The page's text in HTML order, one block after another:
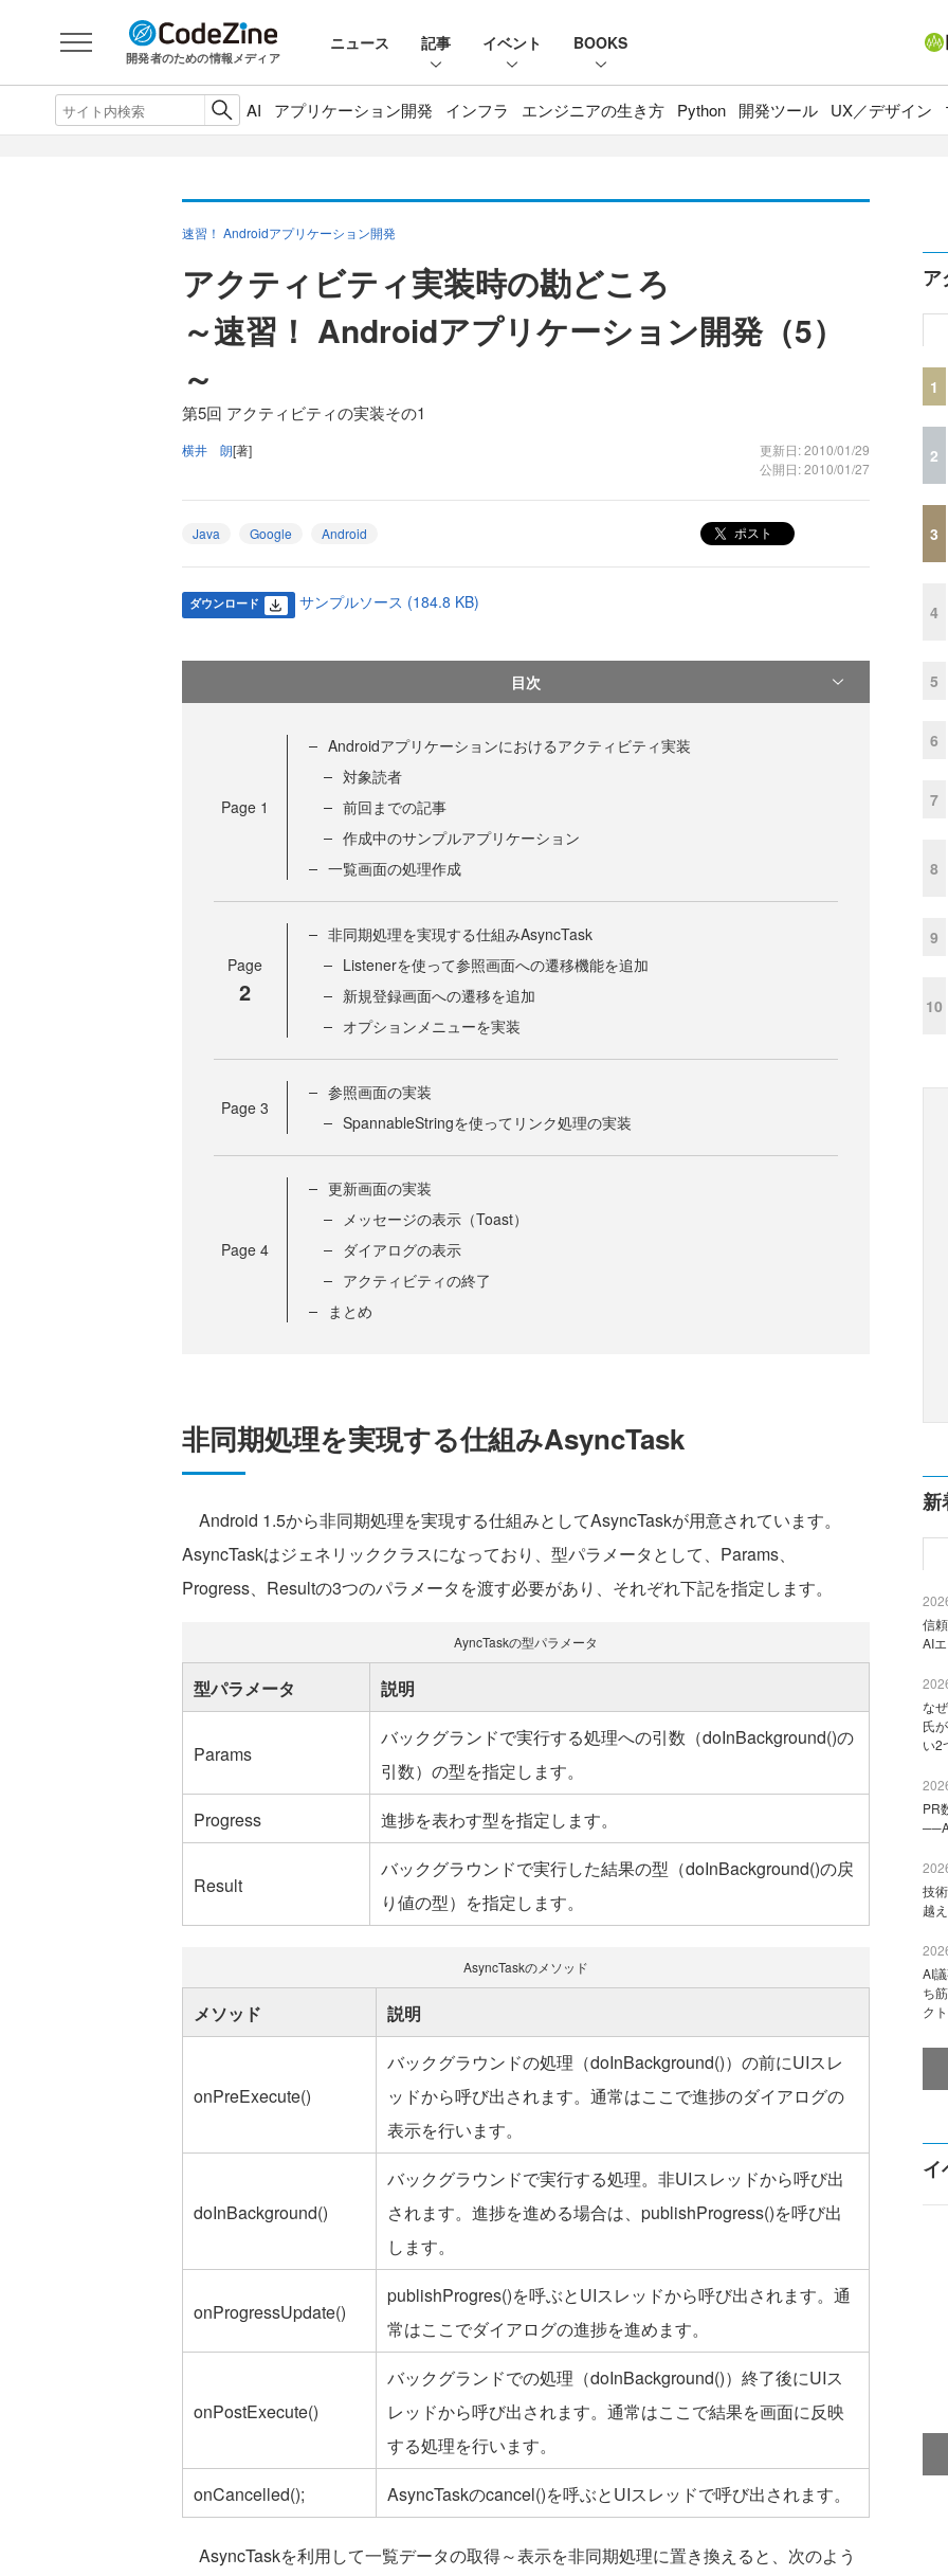
開発者のための情報メディア
ニュース 記事 イベント BOOKS
AI アプリケーション開発 インフラ エンジニアの生き方 Python 開発ツール UX／デザイン
速習！ Androidアプリケーション開発
アクティビティ実装時の勘どころ
～速習！ Androidアプリケーション開発（5）
～
第5回 アクティビティの実装その1
横井 朗[著]
更新日: 2010/01/29
公開日: 2010/01/27
Java Google Android ポスト
ダウンロード サンプルソース (184.8 KB)
目次
Page 1
Androidアプリケーションにおけるアクティビティ実装
対象読者
前回までの記事
作成中のサンプルアプリケーション
一覧画面の処理作成
Page
2
非同期処理を実現する仕組みAsyncTask
Listenerを使って参照画面への遷移機能を追加
新規登録画面への遷移を追加
オプションメニューを実装
Page 3
参照画面の実装
SpannableStringを使ってリンク処理の実装
Page 4
更新画面の実装
メッセージの表示（Toast）
ダイアログの表示
アクティビティの終了
まとめ
非同期処理を実現する仕組みAsyncTask
Android 1.5から非同期処理を実現する仕組みとしてAsyncTaskが用意されています。
AsyncTaskはジェネリッククラスになっており、型パラメータとして、Params、
Progress、Resultの3つのパラメータを渡す必要があり、それぞれ下記を指定します。
AyncTaskの型パラメータ
型パラメータ 説明
Params
バックグランドで実行する処理への引数（doInBackground()の
引数）の型を指定します。
Progress
進捗を表わす型を指定します。
Result
バックグラウンドで実行した結果の型（doInBackground()の戻
り値の型）を指定します。
AsyncTaskのメソッド
メソッド 説明
onPreExecute()
バックグラウンドの処理（doInBackground()）の前にUIスレ
ッドから呼び出されます。通常はここで進捗のダイアログの
表示を行います。
doInBackground()
バックグラウンドで実行する処理。非UIスレッドから呼び出
されます。進捗を進める場合は、publishProgress()を呼び出
します。
onProgressUpdate()
publishProgres()を呼ぶとUIスレッドから呼び出されます。通
常はここでダイアログの進捗を進めます。
onPostExecute()
バックグランドでの処理（doInBackground()）終了後にUIス
レッドから呼び出されます。通常はここで結果を画面に反映
する処理を行います。
onCancelled();
AsyncTaskのcancel()を呼ぶとUIスレッドで呼び出されます。
AsyncTaskを利用して一覧データの取得～表示を非同期処理に置き換えると、次のよう
ア
1
2
3
4
5
6
7
8
9
10
新
信
AI
な
氏
い2
PR
技
越
AI
ち
ク
イ